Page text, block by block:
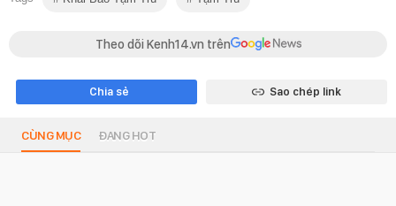
Theo dõi Kenh14.vn trên
Chia sẻ Sao chép link
CÙNG MỤC ĐANG HOT